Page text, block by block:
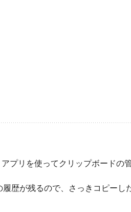
アプリを使ってクリップボードの
歴が残るので、さっきコピー